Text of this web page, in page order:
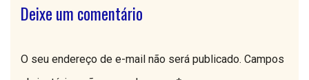
Deixe um comentário
O seu endereço de e-mail não será publicado. Campos